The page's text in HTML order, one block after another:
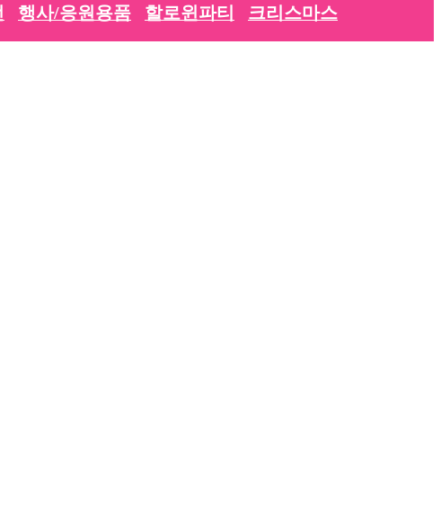
행사/응원용품 할로윈파티 크리스마스